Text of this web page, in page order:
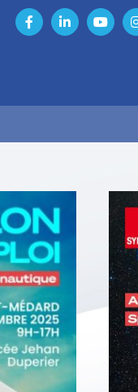
FacebookLinkedIn